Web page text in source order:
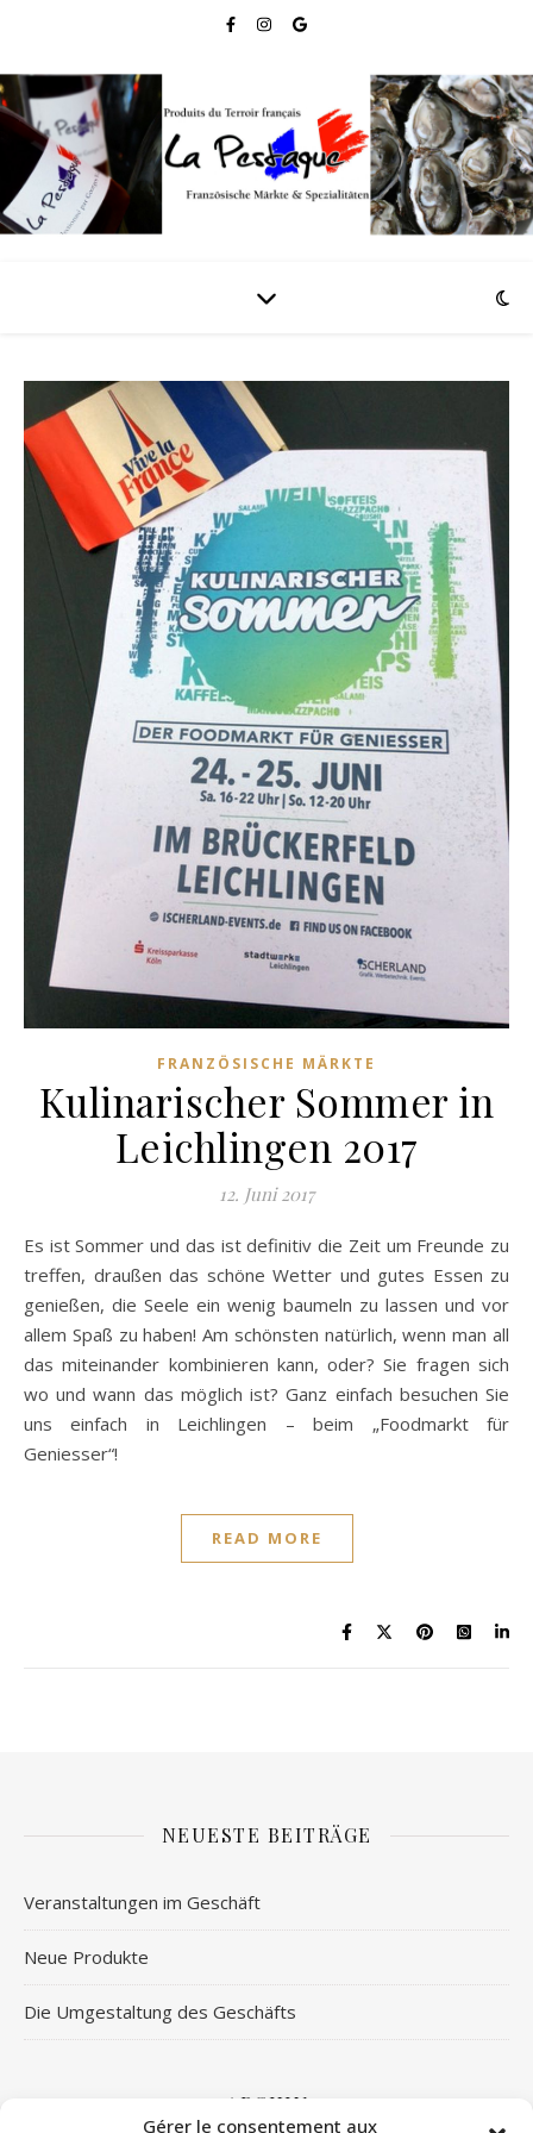
Gérer le consentement aux
FRANZÖSISCHE MÄRKTE
Kulinarischer Sommer in
Leichlingen 2017
12. Juni 2017
Es ist Sommer und das ist definitiv die Zeit um Freunde zu
treffen, draußen das schöne Wetter und gutes Essen zu
genießen, die Seele ein wenig baumeln zu lassen und vor
allem Spaß zu haben! Am schönsten natürlich, wenn man all
das miteinander kombinieren kann, oder? Sie fragen sich
wo und wann das möglich ist? Ganz einfach besuchen Sie
uns einfach in Leichlingen – beim „Foodmarkt für
Geniesser“!
READ MORE
NEUESTE BEITRÄGE
Veranstaltungen im Geschäft
Neue Produkte
Die Umgestaltung des Geschäfts
ARCHIV